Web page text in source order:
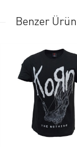
Benzer